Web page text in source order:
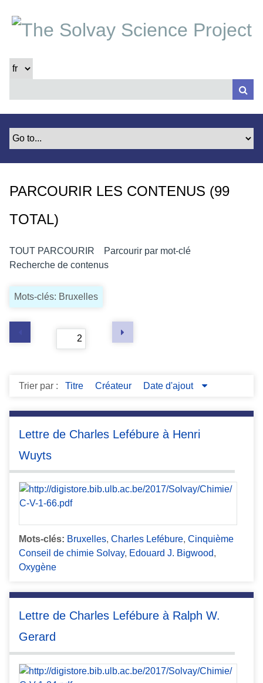
t
PARCOURIR LES CONTENUS (99
TOTAL)
TOUT PARCOURIR
Parcourir par mot-clé
Recherche de contenus
Mots-clés: Bruxelles
Trier par : Titre Créateur Date d'ajout
Lettre de Charles Lefébure à Henri
Wuyts
Mots-clés: Bruxelles, Charles Lefébure, Cinquième
Conseil de chimie Solvay, Edouard J. Bigwood,
Oxygène
Lettre de Charles Lefébure à Ralph W.
Gerard